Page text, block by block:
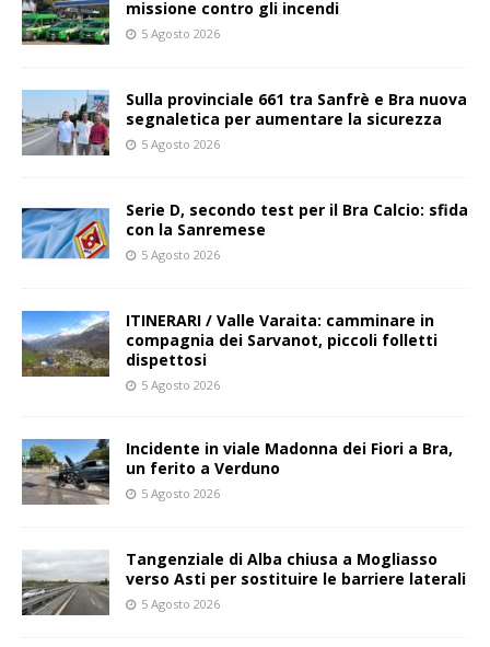
missione contro gli incendi
5 Agosto 2026
Sulla provinciale 661 tra Sanfrè e Bra nuova
segnaletica per aumentare la sicurezza
5 Agosto 2026
Serie D, secondo test per il Bra Calcio: sfida
con la Sanremese
5 Agosto 2026
ITINERARI / Valle Varaita: camminare in
compagnia dei Sarvanot, piccoli folletti
dispettosi
5 Agosto 2026
Incidente in viale Madonna dei Fiori a Bra,
un ferito a Verduno
5 Agosto 2026
Tangenziale di Alba chiusa a Mogliasso
verso Asti per sostituire le barriere laterali
5 Agosto 2026